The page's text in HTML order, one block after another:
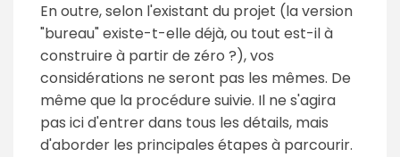
En outre, selon l'existant du projet (la version
"bureau" existe-t-elle déjà, ou tout est-il à
construire à partir de zéro ?), vos
considérations ne seront pas les mêmes. De
même que la procédure suivie. Il ne s'agira
pas ici d'entrer dans tous les détails, mais
d'aborder les principales étapes à parcourir.